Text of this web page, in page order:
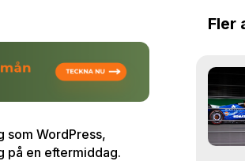
som WordPress,
på en eftermiddag.
Fler